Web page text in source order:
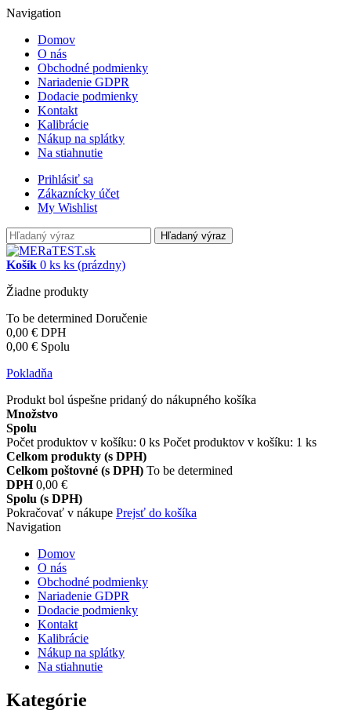
Navigation
Domov
O nás
Obchodné podmienky
Nariadenie GDPR
Dodacie podmienky
Kontakt
Kalibrácie
Nákup na splátky
Na stiahnutie
Prihlásiť sa
Zákaznícky účet
My Wishlist
Hľadaný výraz
Košík 0 ks ks (prázdny)
Žiadne produkty
To be determined Doručenie
0,00 € DPH
0,00 € Spolu
Pokladňa
Produkt bol úspešne pridaný do nákupného košíka
Množstvo
Spolu
Počet produktov v košíku: 0 ks Počet produktov v košíku: 1 ks
Celkom produkty (s DPH)
Celkom poštovné (s DPH) To be determined
DPH 0,00 €
Spolu (s DPH)
Pokračovať v nákupe Prejsť do košíka
Navigation
Domov
O nás
Obchodné podmienky
Nariadenie GDPR
Dodacie podmienky
Kontakt
Kalibrácie
Nákup na splátky
Na stiahnutie
Kategórie